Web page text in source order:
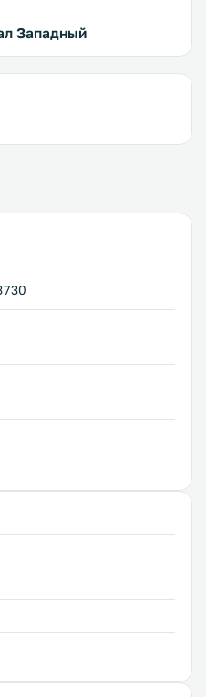
Западный